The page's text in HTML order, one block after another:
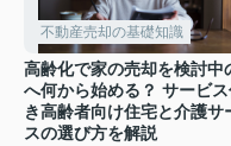
不動産売却の基礎知識
高齢化で家の売却を検討中
へ何から始める？ サービ
き高齢者向け住宅と介護サ
スの選び方を解説